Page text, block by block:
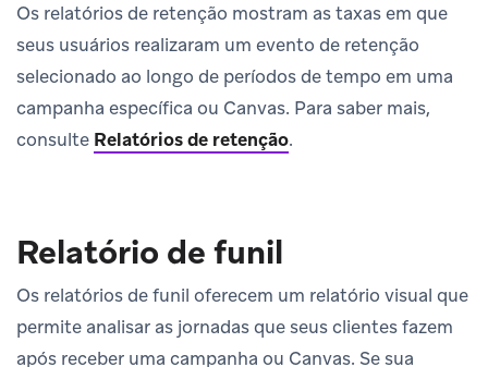
Os relatórios de retenção mostram as taxas em que
seus usuários realizaram um evento de retenção
selecionado ao longo de períodos de tempo em uma
campanha específica ou Canvas. Para saber mais,
consulte Relatórios de retenção.
Relatório de funil
Os relatórios de funil oferecem um relatório visual que
permite analisar as jornadas que seus clientes fazem
após receber uma campanha ou Canvas. Se sua